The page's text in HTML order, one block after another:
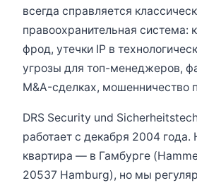
всегда справляется
правоохранительная система:
фрод, утечки IP в
угрозы для топ-менеджеров,
M&A-сделках, мошенничество
DRS Security und
работает с декабря 2004
квартира — в Гамбурге
20537 Hamburg), но мы